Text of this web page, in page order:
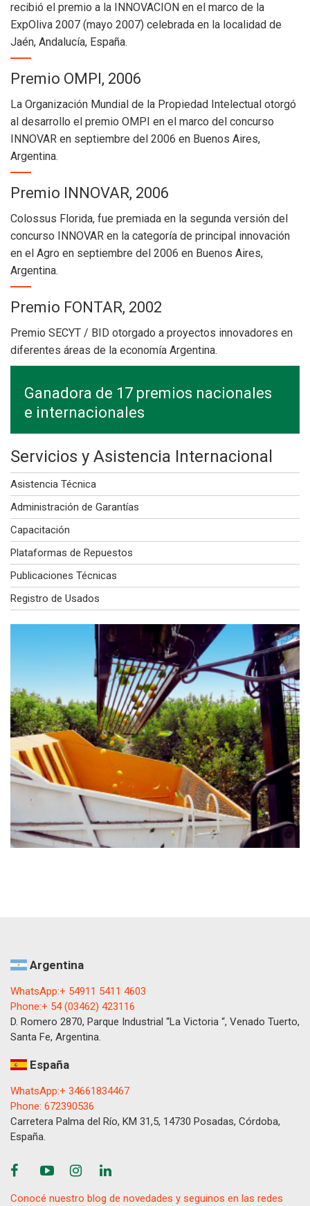
recibió el premio a la INNOVACION en el marco de la
ExpOliva 2007 (mayo 2007) celebrada en la localidad de
Jaén, Andalucía, España.
Premio OMPI, 2006
La Organización Mundial de la Propiedad Intelectual otorgó
al desarrollo el premio OMPI en el marco del concurso
INNOVAR en septiembre del 2006 en Buenos Aires,
Argentina.
Premio INNOVAR, 2006
Colossus Florida, fue premiada en la segunda versión del
concurso INNOVAR en la categoría de principal innovación
en el Agro en septiembre del 2006 en Buenos Aires,
Argentina.
Premio FONTAR, 2002
Premio SECYT / BID otorgado a proyectos innovadores en
diferentes áreas de la economía Argentina.
Ganadora de 17 premios nacionales
e internacionales
Servicios y Asistencia Internacional
Asistencia Técnica
Administración de Garantías
Capacitación
Plataformas de Repuestos
Publicaciones Técnicas
Registro de Usados
Argentina
WhatsApp:+ 54911 5411 4603
Phone:+ 54 (03462) 423116
D. Romero 2870, Parque Industrial “La Victoria “, Venado Tuerto,
Santa Fe, Argentina.
España
WhatsApp:+ 34661834467
Phone: 672390536
Carretera Palma del Río, KM 31,5, 14730 Posadas, Córdoba,
España.
Conocé nuestro blog de novedades y seguinos en las redes